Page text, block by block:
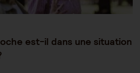
est-il dans une situation